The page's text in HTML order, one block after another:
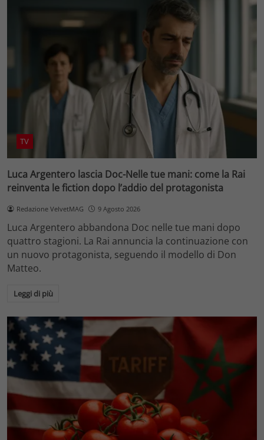
TV
Luca Argentero lascia Doc-Nelle tue mani: come la Rai
reinventa le fiction dopo l’addio del protagonista
Redazione VelvetMAG 9 Agosto 2026
Luca Argentero abbandona Doc nelle tue mani dopo
quattro stagioni. La Rai annuncia la continuazione con
un nuovo protagonista, seguendo il modello di Don
Matteo.
Leggi di più